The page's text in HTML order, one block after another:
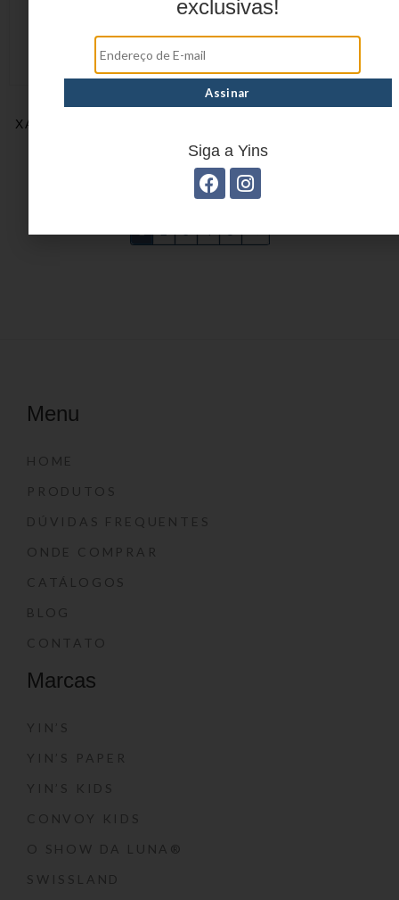
ESTOJO JUVENIL
XADREZ EM POLIÉSTER
Estojo Start Game
Menu
HOME
PRODUTOS
DÚVIDAS FREQUENTES
ONDE COMPRAR
CATÁLOGOS
BLOG
CONTATO
Marcas
YIN’S
YIN’S PAPER
YIN’S KIDS
CONVOY KIDS
O SHOW DA LUNA®
SWISSLAND
exclusivas!
Siga a Yins